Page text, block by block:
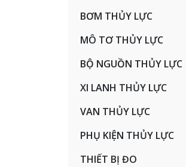
BƠM THỦY LỰC
MÔ TƠ THỦY LỰC
BỘ NGUỒN THỦY LỰC
XI LANH THỦY LỰC
VAN THỦY LỰC
PHỤ KIỆN THỦY LỰC
THIẾT BỊ ĐO